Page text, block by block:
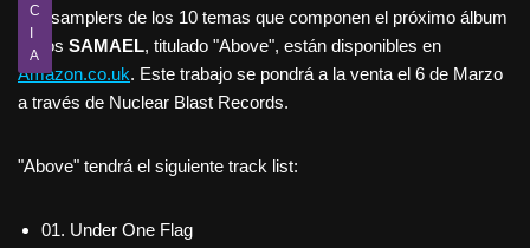
C
I
A
Los samplers de los 10 temas que componen el próximo álbum
de los SAMAEL, titulado "Above", están disponibles en
Amazon.co.uk. Este trabajo se pondrá a la venta el 6 de Marzo
a través de Nuclear Blast Records.
"Above" tendrá el siguiente track list:
01. Under One Flag